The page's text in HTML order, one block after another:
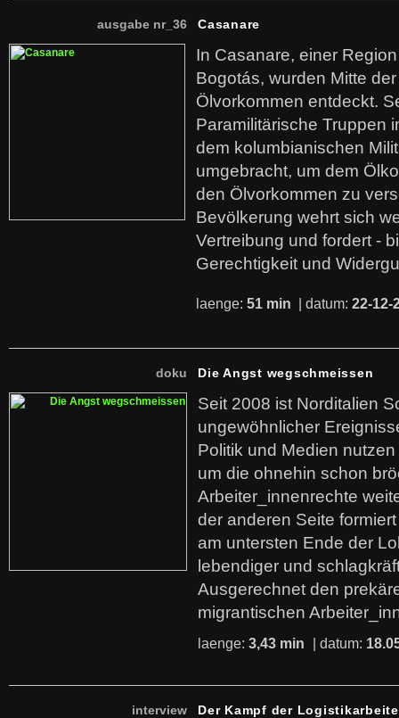
ausgabe nr_36 Casanare
In Casanare, einer
Bogotás, wurden Mitte
Ölvorkommen entdeckt.
Paramilitärische Truppen
dem kolumbianischen
umgebracht, um dem
den Ölvorkommen zu
Bevölkerung wehrt sich
Vertreibung und fordert -
Gerechtigkeit und
laenge: 51 min | datum: 22-12-
doku Die Angst wegschmeissen
Seit 2008 ist Norditalien
ungewöhnlicher
Politik und Medien
um die ohnehin schon
Arbeiter_innenrechte
der anderen Seite
am untersten Ende der
lebendiger und
Ausgerechnet den
migrantischen
laenge: 3,43 min | datum:
interview Der Kampf der